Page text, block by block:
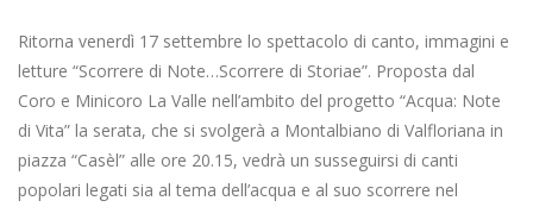
09-
08
Ritorna venerdì 17 settembre lo spettacolo di canto, immagini e
letture “Scorrere di Note…Scorrere di Storiae”. Proposta dal
Coro e Minicoro La Valle nell’ambito del progetto “Acqua: Note
di Vita” la serata, che si svolgerà a Montalbiano di Valfloriana in
piazza “Casèl” alle ore 20.15, vedrà un susseguirsi di canti
popolari legati sia al tema dell’acqua e al suo scorrere nel